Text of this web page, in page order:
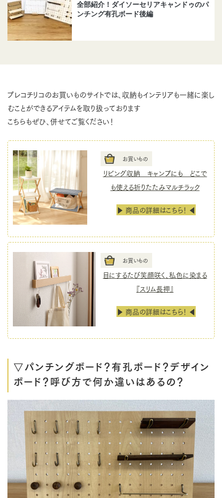
プレコチリコのお買いものサイトでは、収納もインテリアも一緒に楽し
むことができるアイテムを取り扱っております
こちらもぜひ、併せてご覧ください！
お買いもの
リビング収納 キャンプにも どこで
も使える折りたたみマルチラック
▶ 商品の詳細はこちら！ ◀
お買いもの
目にするたび笑顔咲く、私色に染まる
『スリム長押』
▶ 商品の詳細はこちら！ ◀
▽パンチングボード？有孔ボード？デザイン
ボード？呼び方で何か違いはあるの？